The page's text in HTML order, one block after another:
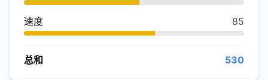
速度 85
总和 530